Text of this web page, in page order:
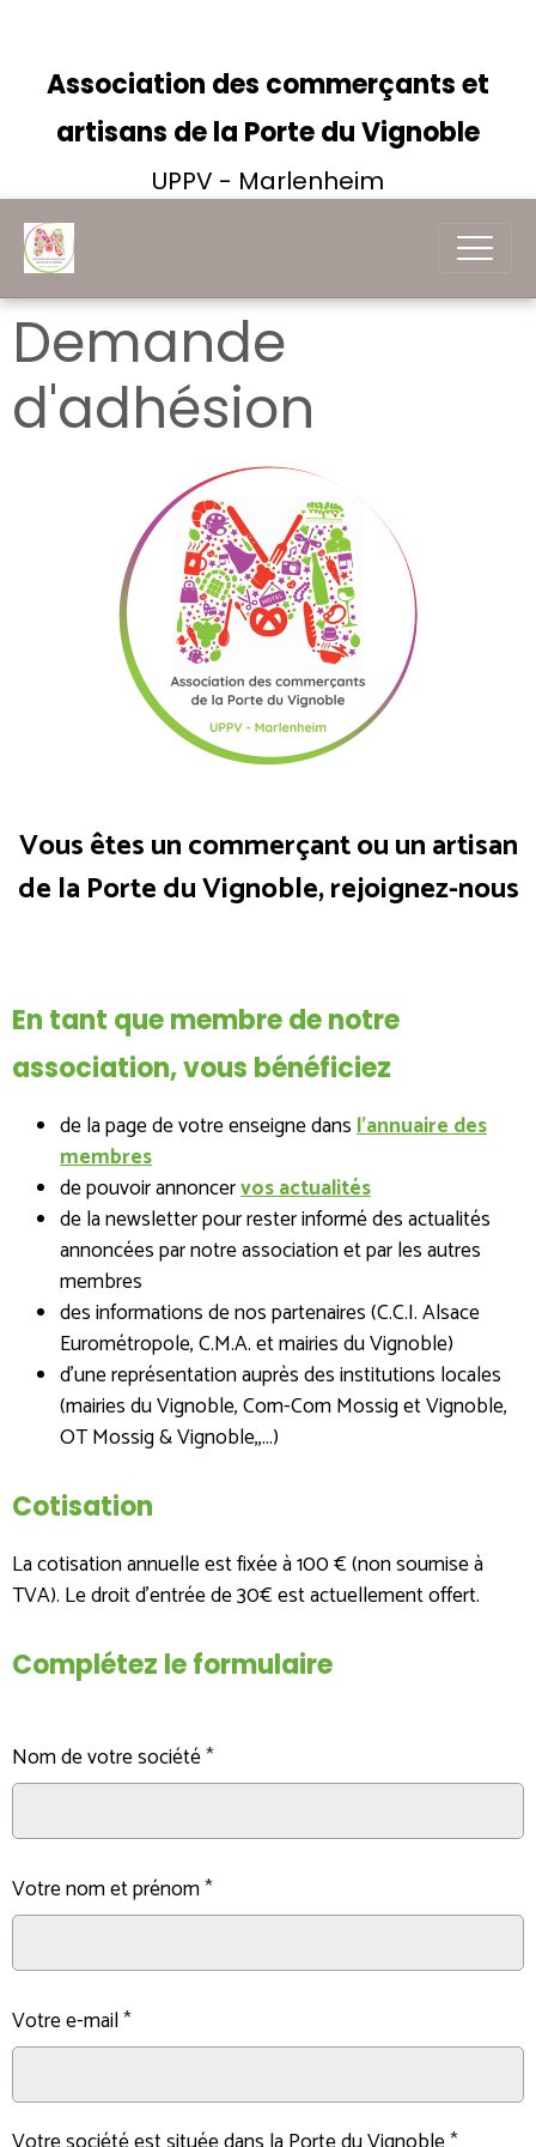
Association des commerçants et
artisans de la Porte du Vignoble
UPPV - Marlenheim
Demande
d'adhésion
Vous êtes un commerçant ou un artisan
de la Porte du Vignoble, rejoignez-nous
En tant que membre de notre
association, vous bénéficiez
de la page de votre enseigne dansl'annuaire des
membres
de pouvoir annoncervos actualités
de la newsletter pour rester informé des actualités
annoncées par notre association et par les autres
membres
des informations de nos partenaires (C.C.I. Alsace
Eurométropole, C.M.A. et mairies du Vignoble)
d’une représentation auprès des institutions locales
(mairies du Vignoble, Com-Com Mossig et Vignoble,
OT Mossig & Vignoble,,...)
Cotisation
La cotisation annuelle est fixée à 100 € (non soumise à
TVA). Le droit d'entrée de 30€ est actuellement offert.
Complétez le formulaire
Nom de votre société
Votre nom et prénom
Votre e-mail